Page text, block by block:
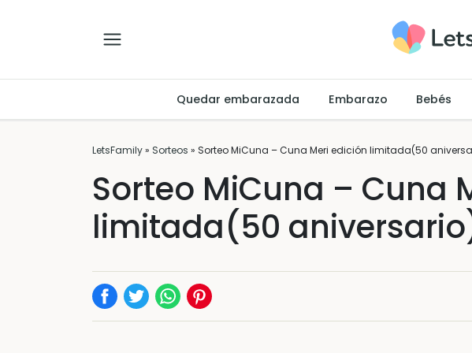
Quedar embarazada Embarazo Bebés
LetsFamily» Sorteos » Sorteo MiCuna – Cuna Meri edición limitada(50
Sorteo MiCuna – Cuna
limitada(50